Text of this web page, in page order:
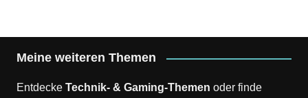
Meine weiteren Themen
Entdecke Technik- & Gaming-Themen oder finde